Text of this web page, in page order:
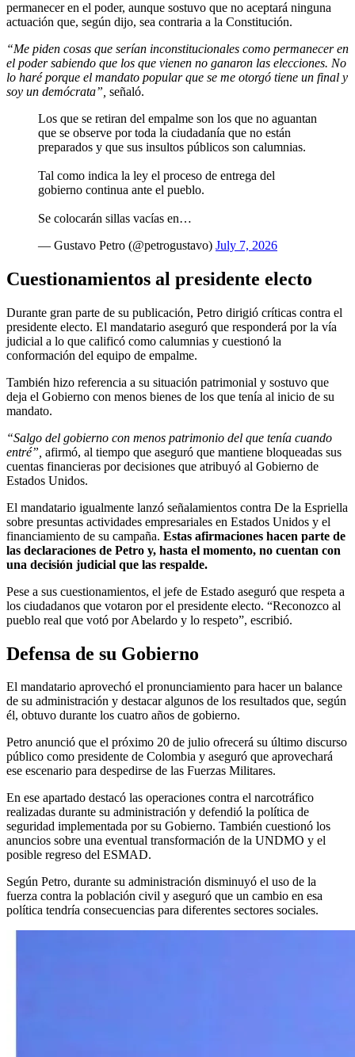
permanecer en el poder, aunque sostuvo que no aceptará ninguna
actuación que, según dijo, sea contraria a la Constitución.
“Me piden cosas que serían inconstitucionales como permanecer en
el poder sabiendo que los que vienen no ganaron las elecciones. No
lo haré porque el mandato popular que se me otorgó tiene un final y
soy un demócrata”, señaló.
Los que se retiran del empalme son los que no aguantan
que se observe por toda la ciudadanía que no están
preparados y que sus insultos públicos son calumnias.
Tal como indica la ley el proceso de entrega del
gobierno continua ante el pueblo.
Se colocarán sillas vacías en…
— Gustavo Petro (@petrogustavo) July 7, 2026
Cuestionamientos al presidente electo
Durante gran parte de su publicación, Petro dirigió críticas contra el
presidente electo. El mandatario aseguró que responderá por la vía
judicial a lo que calificó como calumnias y cuestionó la
conformación del equipo de empalme.
También hizo referencia a su situación patrimonial y sostuvo que
deja el Gobierno con menos bienes de los que tenía al inicio de su
mandato.
“Salgo del gobierno con menos patrimonio del que tenía cuando
entré”, afirmó, al tiempo que aseguró que mantiene bloqueadas sus
cuentas financieras por decisiones que atribuyó al Gobierno de
Estados Unidos.
El mandatario igualmente lanzó señalamientos contra De la Espriella
sobre presuntas actividades empresariales en Estados Unidos y el
financiamiento de su campaña. Estas afirmaciones hacen parte de
las declaraciones de Petro y, hasta el momento, no cuentan con
una decisión judicial que las respalde.
Pese a sus cuestionamientos, el jefe de Estado aseguró que respeta a
los ciudadanos que votaron por el presidente electo. “Reconozco al
pueblo real que votó por Abelardo y lo respeto”, escribió.
Defensa de su Gobierno
El mandatario aprovechó el pronunciamiento para hacer un balance
de su administración y destacar algunos de los resultados que, según
él, obtuvo durante los cuatro años de gobierno.
Petro anunció que el próximo 20 de julio ofrecerá su último discurso
público como presidente de Colombia y aseguró que aprovechará
ese escenario para despedirse de las Fuerzas Militares.
En ese apartado destacó las operaciones contra el narcotráfico
realizadas durante su administración y defendió la política de
seguridad implementada por su Gobierno. También cuestionó los
anuncios sobre una eventual transformación de la UNDMO y el
posible regreso del ESMAD.
Según Petro, durante su administración disminuyó el uso de la
fuerza contra la población civil y aseguró que un cambio en esa
política tendría consecuencias para diferentes sectores sociales.